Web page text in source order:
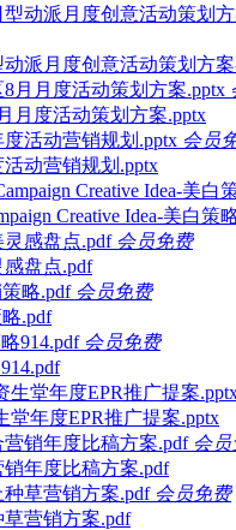
派月度创意活动策划方案
月度活动策划方案.pptx
会员
动营销规划.pptx
Creative Idea-美白策
会员免费
感盘点.pdf
会员免费
.pdf
会员免费
堂年度EPR推广提案.pptx
会
年度比稿方案.pdf
会员免费
营销方案.pdf